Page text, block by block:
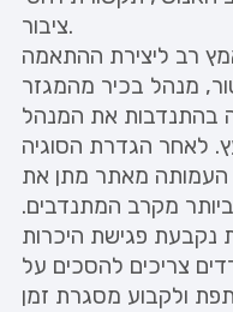
ציבור.
רב ליצירת ההתאמה
מנהל בכיר מהמגזר
בהתנדבות את המנהל
לאחר הגדרת הסוגיה
העמותה מאתר מתן את
מקרב המתנדבים.
נקבעת פגישת היכרות
צריכים להסכים על
ולקבוע מסגרת זמן